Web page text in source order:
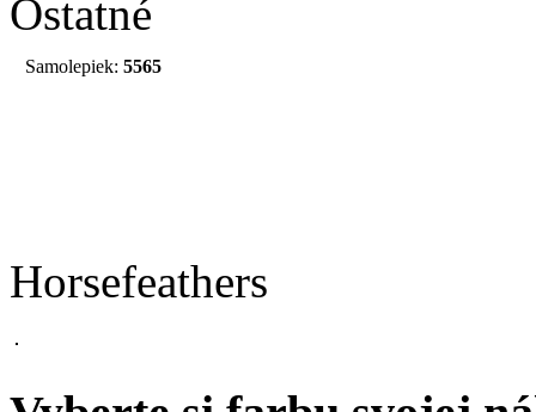
Ostatné
Samolepiek: 5565
Horsefeathers